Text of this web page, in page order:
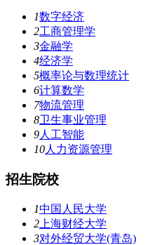
1数字经济
2工商管理学
3金融学
4经济学
5概率论与数理统计
6计算数学
7物流管理
8卫生事业管理
9人工智能
10人力资源管理
招生院校
1中国人民大学
2 上海财经大学
3对外经贸大学(青岛)